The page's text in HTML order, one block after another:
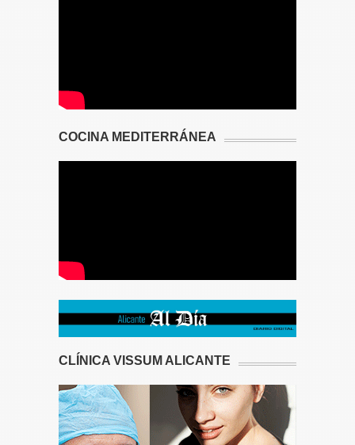
COCINA MEDITERRÁNEA
CLÍNICA VISSUM ALICANTE